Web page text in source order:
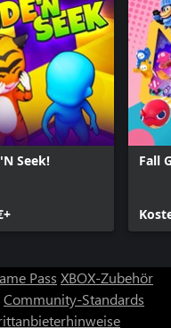
Seek! Fall
Pass XBOX-Zubehör
Community-Standards